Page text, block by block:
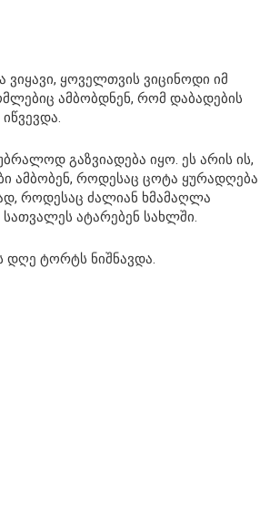
ვიყავი, ყოველთვის ვიცინოდი იმ
ამბობდნენ, რომ დაბადების
გაზვიადება იყო. ეს არის ის,
ამბობენ, როდესაც ცოტა ყურადღება
როდესაც ძალიან ხმამაღლა
ატარებენ სახლში.
დღე ტორტს ნიშნავდა.